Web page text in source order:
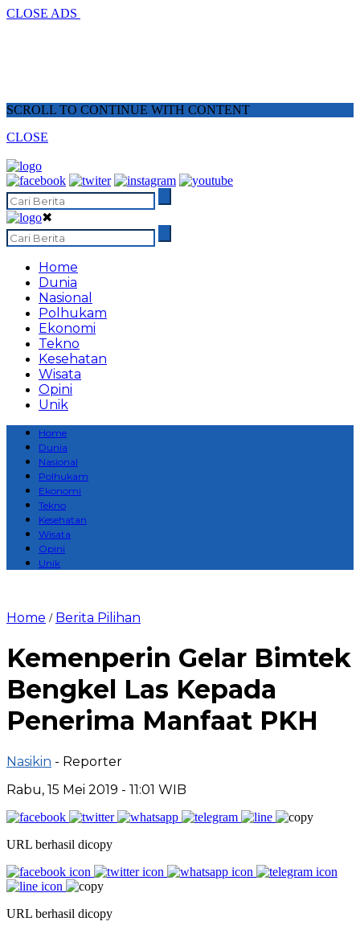
CLOSE ADS
SCROLL TO CONTINUE WITH CONTENT
CLOSE
✖
Home
Dunia
Nasional
Polhukam
Ekonomi
Tekno
Kesehatan
Wisata
Opini
Unik
Home
Dunia
Nasional
Polhukam
Ekonomi
Tekno
Kesehatan
Wisata
Opini
Unik
Home / Berita Pilihan
Kemenperin Gelar Bimtek
Bengkel Las Kepada
Penerima Manfaat PKH
Nasikin - Reporter
Rabu, 15 Mei 2019 - 11:01 WIB
URL berhasil dicopy
URL berhasil dicopy